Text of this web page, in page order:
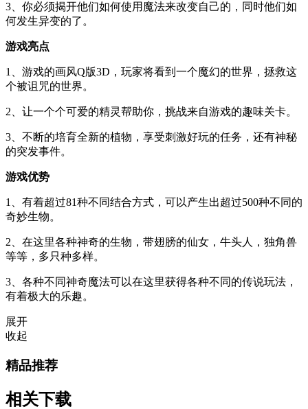
3、你必须揭开他们如何使用魔法来改变自己的，同时他们如
何发生异变的了。
游戏亮点
1、游戏的画风Q版3D，玩家将看到一个魔幻的世界，拯救这
个被诅咒的世界。
2、让一个个可爱的精灵帮助你，挑战来自游戏的趣味关卡。
3、不断的培育全新的植物，享受刺激好玩的任务，还有神秘
的突发事件。
游戏优势
1、有着超过81种不同结合方式，可以产生出超过500种不同的
奇妙生物。
2、在这里各种神奇的生物，带翅膀的仙女，牛头人，独角兽
等等，多只种多样。
3、各种不同神奇魔法可以在这里获得各种不同的传说玩法，
有着极大的乐趣。
展开
收起
精品推荐
相关下载